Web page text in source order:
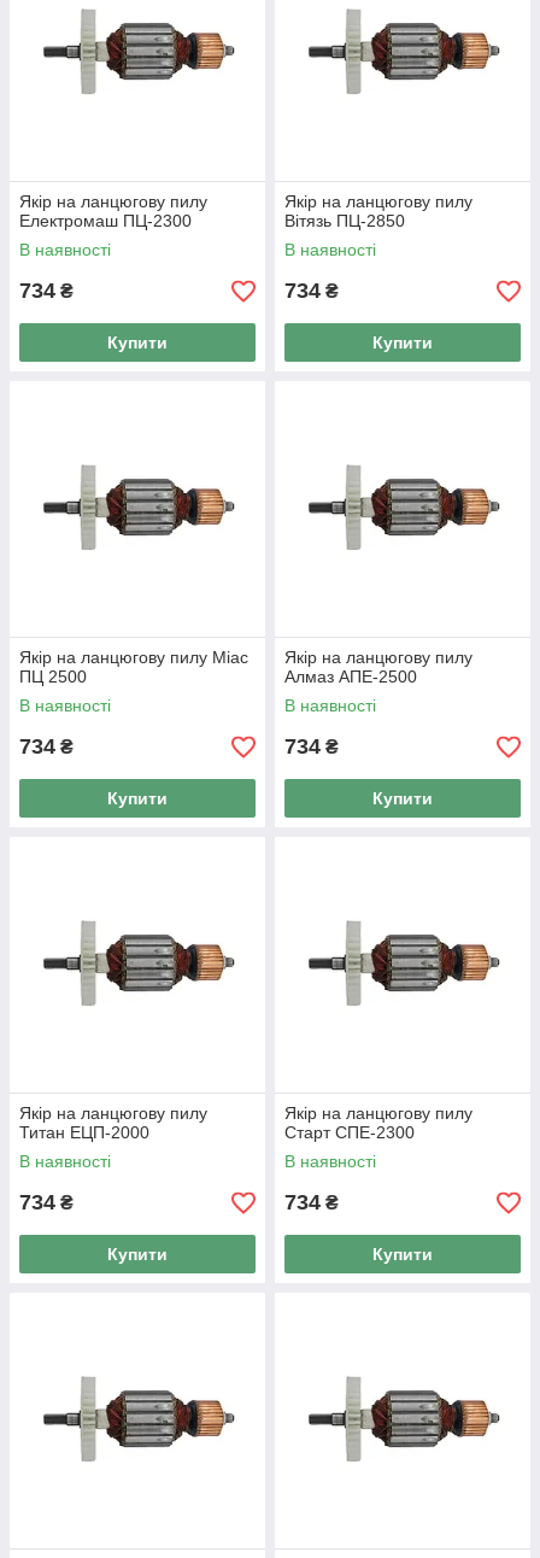
Якір на ланцюгову пилу
Електромаш ПЦ-2300
В наявності
734 ₴
Купити
Якір на ланцюгову пилу
Вітязь ПЦ-2850
В наявності
734 ₴
Купити
Якір на ланцюгову пилу Міас
ПЦ 2500
В наявності
734 ₴
Купити
Якір на ланцюгову пилу
Алмаз АПЕ-2500
В наявності
734 ₴
Купити
Якір на ланцюгову пилу
Титан ЕЦП-2000
В наявності
734 ₴
Купити
Якір на ланцюгову пилу
Старт СПЕ-2300
В наявності
734 ₴
Купити